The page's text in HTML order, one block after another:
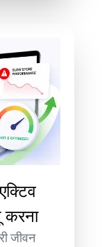
करना
जीवन